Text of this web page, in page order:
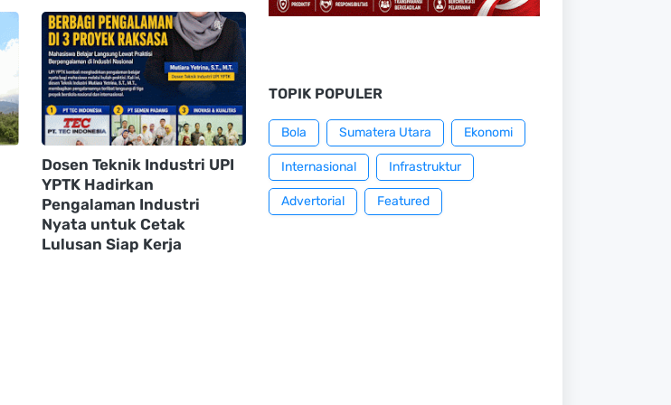
Dosen Teknik Industri UPI
YPTK Hadirkan
Pengalaman Industri
Nyata untuk Cetak
Lulusan Siap Kerja
TOPIK POPULER
Bola Sumatera Utara Ekonomi
Internasional Infrastruktur
Advertorial Featured